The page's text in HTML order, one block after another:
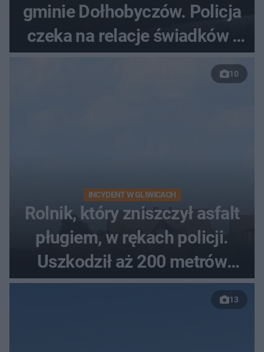
gminie Dołhobyczów. Policja
czeka na relacje świadków i
nagrania z kamer
10
INCYDENT W GLIWICACH
Rolnik, który zniszczył asfalt
pługiem, w rękach policji.
Uszkodził aż 200 metrów
nowej drogi
13